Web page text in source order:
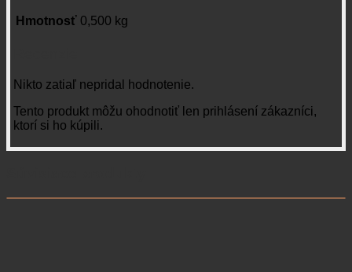
Hmotnosť 0,500 kg
Nikto zatiaľ nepridal hodnotenie.
Tento produkt môžu ohodnotiť len prihlásení zákazníci,
ktorí si ho kúpili.